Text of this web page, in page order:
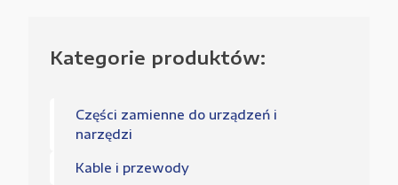
Kategorie produktów:
Części zamienne do urządzeń i
narzędzi
Kable i przewody